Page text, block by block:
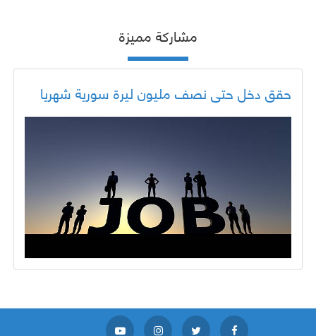
مشاركة مميزة
حقق دخل حتى نصف مليون ليرة سورية شهريا